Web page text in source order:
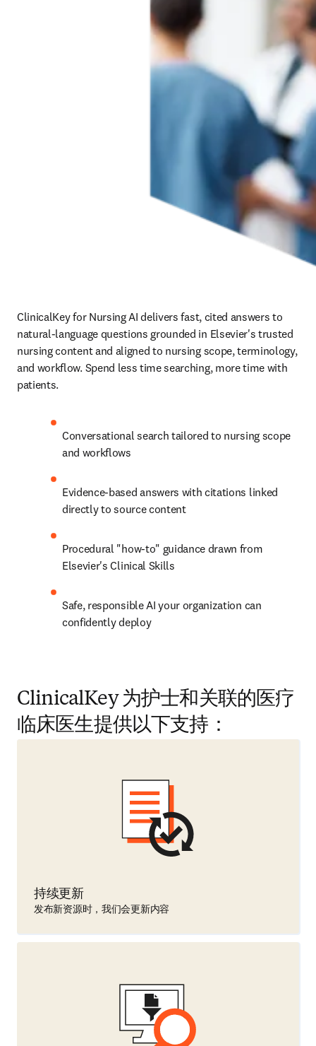
ClinicalKey for Nursing AI delivers fast, cited answers to
natural-language questions grounded in Elsevier's trusted
nursing content and aligned to nursing scope, terminology,
and workflow. Spend less time searching, more time with
patients.
Conversational search tailored to nursing scope
and workflows
Evidence-based answers with citations linked
directly to source content
Procedural "how-to" guidance drawn from
Elsevier's Clinical Skills
Safe, responsible AI your organization can
confidently deploy
ClinicalKey 为护士和关联的医疗
临床医生提供以下支持：
持续更新
发布新资源时，我们会更新内容